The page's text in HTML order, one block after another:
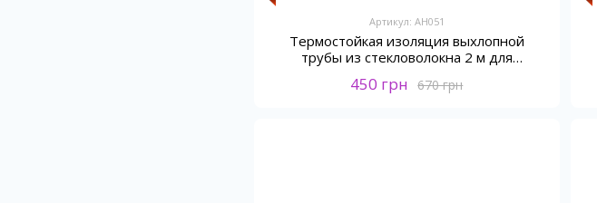
Артикул: AH051
Термостойкая изоляция выхлопной
трубы из стекловолокна 2 м для
670 грн
450 грн